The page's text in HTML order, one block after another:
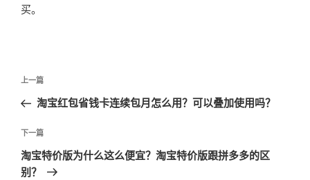
买。
文
导
航
上
一
文
章
上一篇
淘宝红包省钱卡连续包月怎么用？可以叠加使用吗？
下
一
篇
下一篇
淘宝特价版为什么这么便宜？淘宝特价版跟拼多多的区
别？